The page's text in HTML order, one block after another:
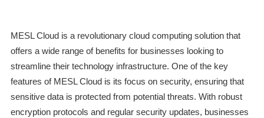
MESL Cloud is a revolutionary cloud computing solution that
offers a wide range of benefits for businesses looking to
streamline their technology infrastructure. One of the key
features of MESL Cloud is its focus on security, ensuring that
sensitive data is protected from potential threats. With robust
encryption protocols and regular security updates, businesses